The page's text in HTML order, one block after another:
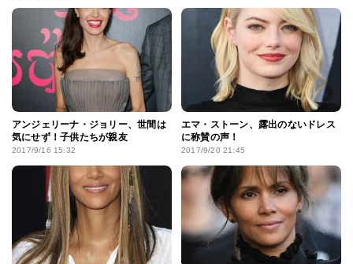
アンジェリーナ・ジョリー、世間は
気にせず！子供たちが親友
2017/9/16 15:32
エマ・ストーン、露出のないドレス
に称賛の声！
2017/9/20 21:45